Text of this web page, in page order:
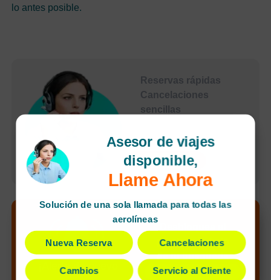
lo antes posible.
Reservas rápidas
Cancelaciones
sencillas
Pagos seguros
undefined
¡Alerta de nuevo
precio más bajo
de tu búsqueda
¡Llamar ahora!
Asesor de viajes
disponible,
Llame Ahora
Solución de una sola llamada para todas las
aerolíneas
Nueva Reserva Cancelaciones
Cambios Servicio al Cliente